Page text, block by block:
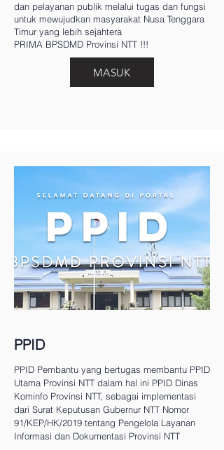
dan pelayanan publik melalui tugas dan fungsi
untuk mewujudkan masyarakat Nusa Tenggara
Timur yang lebih sejahtera
PRIMA BPSDMD Provinsi NTT !!!
MASUK
PPID
PPID Pembantu yang bertugas membantu PPID
Utama Provinsi NTT dalam hal ini PPID Dinas
Kominfo Provinsi NTT, sebagai implementasi
dari Surat Keputusan Gubernur NTT Nomor
91/KEP/HK/2019 tentang Pengelola Layanan
Informasi dan Dokumentasi Provinsi NTT